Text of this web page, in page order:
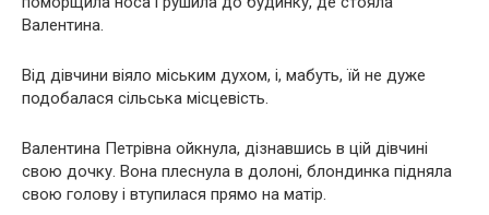
Валентина.
Від дівчини віяло міським духом, і, мабуть, їй не дуже
подобалася сільська місцевість.
Валентина Петрівна ойкнула, дізнавшись в цій дівчині
свою дочку. Вона плеснула в долоні, блондинка підняла
свою голову і втупилася прямо на матір.